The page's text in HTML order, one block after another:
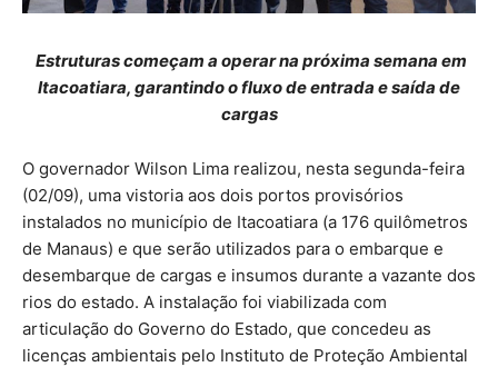
Estruturas começam a operar na próxima semana em
Itacoatiara, garantindo o fluxo de entrada e saída de
cargas
O governador Wilson Lima realizou, nesta segunda-feira
(02/09), uma vistoria aos dois portos provisórios
instalados no município de Itacoatiara (a 176 quilômetros
de Manaus) e que serão utilizados para o embarque e
desembarque de cargas e insumos durante a vazante dos
rios do estado. A instalação foi viabilizada com
articulação do Governo do Estado, que concedeu as
licenças ambientais pelo Instituto de Proteção Ambiental